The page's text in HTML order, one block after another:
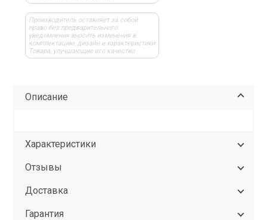
Производитель оставляет за собой
право без предварительного
уведомления вносить изменения в
комплектацию, дизайн и характеристики
Товара, улучшающие его качество
Описание
Характеристики
Отзывы
Доставка
Гарантия